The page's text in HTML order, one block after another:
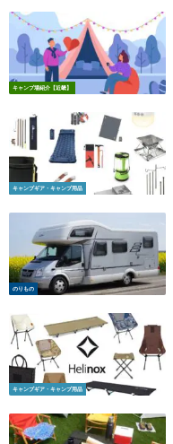
キャンプ場紹介【近畿】
キャンプギア・キャンプ用品
のりもの
キャンプギア・キャンプ用品